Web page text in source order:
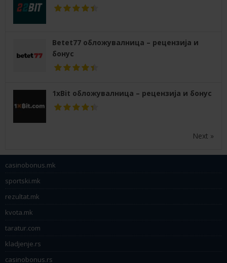
Betet77 обложувалница – рецензија и
бонус
1xBit обложувалница – рецензија и бонус
Next »
casinobonus.mk
sportski.mk
rezultat.mk
kvota.mk
taratur.com
kladjenje.rs
casinobonus.rs